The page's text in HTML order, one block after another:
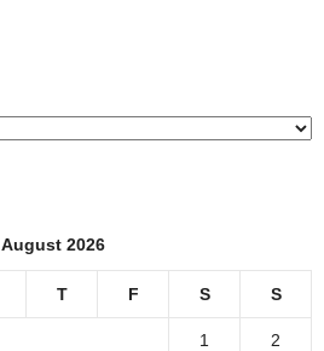
August 2026
T F S S
1 2